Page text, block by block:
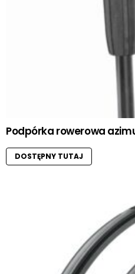
Podpórka rowerowa
DOSTĘPNY TUTAJ